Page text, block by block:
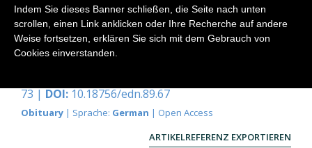
Prof. Dr. Dr. h.c. Norbert Pfennig
† 11. Februar 2008 in Überlingen - * 8. Juli 1925 in
Kassel
73 | DOI: 10.18756/edn.89.67
Obituary | Sprache: German | Open Access
ARTIKELREFERENZ EXPORTIEREN
Indem Sie dieses Banner schließen, die Seite nach unten
scrollen, einen Link anklicken oder Ihre Recherche auf andere
Weise fortsetzen, erklären Sie sich mit dem Gebrauch von
Cookies einverstanden.